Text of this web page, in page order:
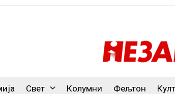
Свет Колумни Фељтон